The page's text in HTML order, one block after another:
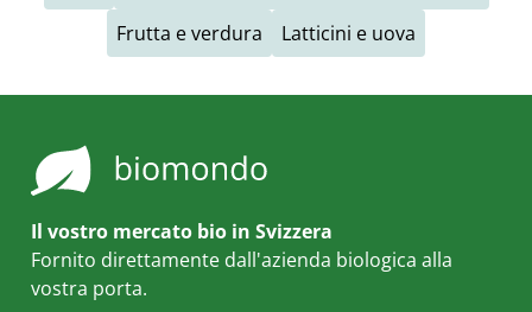
Frutta e verdura
Latticini e uova
Il vostro mercato bio in Svizzera
Fornito direttamente dall'azienda biologica alla
vostra porta.